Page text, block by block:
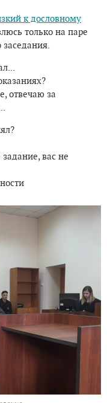
к дословному
только на паре
отвечаю за
вас не